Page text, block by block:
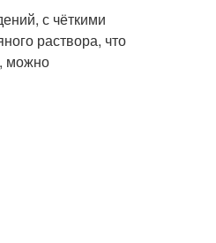
с чёткими
раствора, что
можно